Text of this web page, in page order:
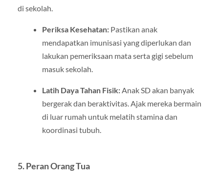
di sekolah.
Periksa Kesehatan:Pastikan anak
mendapatkan imunisasi yang diperlukan dan
lakukan pemeriksaan mata serta gigi sebelum
masuk sekolah.
Latih Daya Tahan Fisik:Anak SD akan banyak
bergerak dan beraktivitas. Ajak mereka bermain
di luar rumah untuk melatih stamina dan
koordinasi tubuh.
5.Peran Orang Tua